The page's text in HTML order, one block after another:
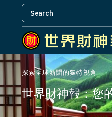
探索全球新聞的獨特視角
世界財神報：您